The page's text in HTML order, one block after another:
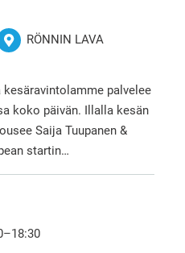
RÖNNIN LAVA
palvelee
koko päivän. Illalla kesän
Saija Tuupanen &
startin…
–18:30